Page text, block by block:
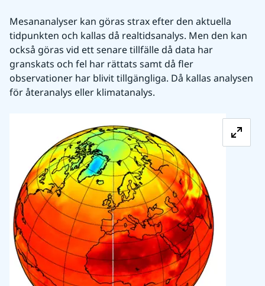
Mesananalyser kan göras strax efter den aktuella
tidpunkten och kallas då realtidsanalys. Men den kan
också göras vid ett senare tillfälle då data har
granskats och fel har rättats samt då fler
observationer har blivit tillgängliga. Då kallas analysen
för återanalys eller klimatanalys.